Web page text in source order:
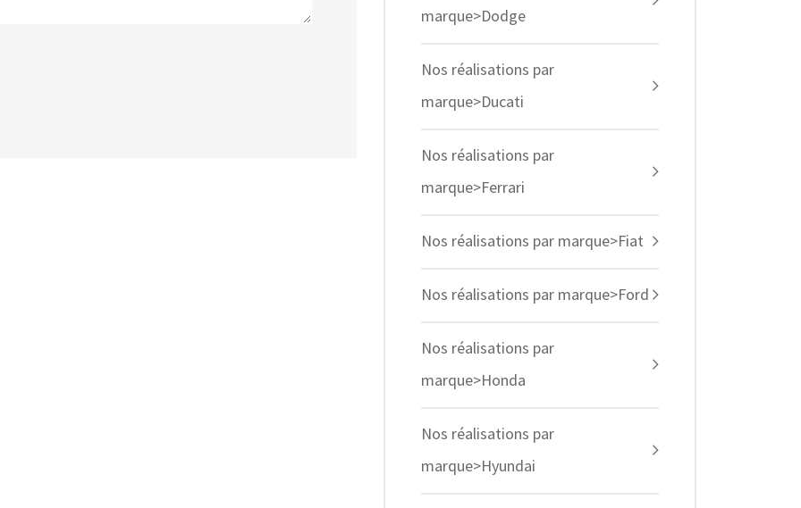
marque>Dodge
Nos réalisations par
marque>Ducati
Nos réalisations par
marque>Ferrari
Nos réalisations par marque>Fiat
Nos réalisations par marque>Ford
Nos réalisations par
marque>Honda
Nos réalisations par
marque>Hyundai